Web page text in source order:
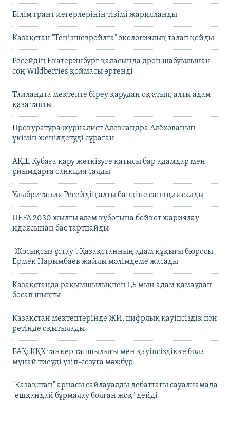
Білім грант иегерлерінің тізімі жарияланды
Қазақстан "Теңізшевройлға" экологиялық талап қойды
Ресейдің Екатеринбург қаласында дрон шабуылынан
соң Wildberries қоймасы өртенді
Таиландта мектепте біреу қарудан оқ атып, алты адам
қаза тапты
Прокуратура журналист Александра Алёхованың
үкімін жеңілдетуді сұраған
АҚШ Кубаға қару жеткізуге қатысы бар адамдар мен
ұйымдарға санкция салды
Ұлыбритания Ресейдің алты банкіне санкция салды
UEFA 2030 жылғы әлем кубогына бойкот жариялау
идеясынан бас тартпайды
"Жосықсыз ұстау". Қазақстанның адам құқығы бюросы
Ермек Нарымбаев жайлы мәлімдеме жасады
Қазақстанда рақымшылықпен 1,5 мың адам қамаудан
босап шықты
Қазақстан мектептерінде ЖИ, цифрлық қауіпсіздік пән
ретінде оқытылады
БАҚ: КҚК танкер тапшылығы мен қауіпсіздікке бола
мұнай тиеуді үзіп-созуға мәжбүр
"Қазақстан" арнасы сайлауалды дебаттағы сауалнамада
"ешқандай бұрмалау болған жоқ" дейді